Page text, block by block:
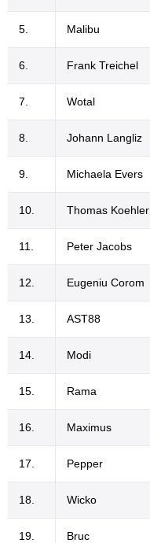
5. Malibu
6. Frank Treichel
7. Wotal
8. Johann Langliz
9. Michaela Evers
10. Thomas Koehler
11. Peter Jacobs
12. Eugeniu Corom
13. AST88
14. Modi
15. Rama
16. Maximus
17. Pepper
18. Wicko
19. Bruc